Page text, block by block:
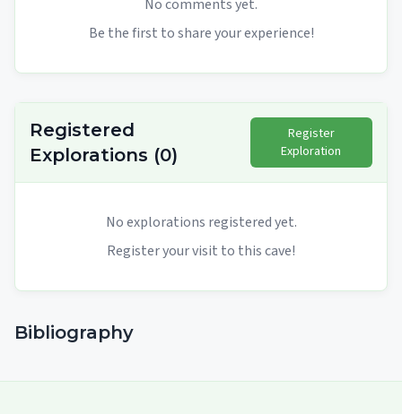
No comments yet.
Be the first to share your experience!
Registered
Explorations (0)
Register
Exploration
No explorations registered yet.
Register your visit to this cave!
Bibliography